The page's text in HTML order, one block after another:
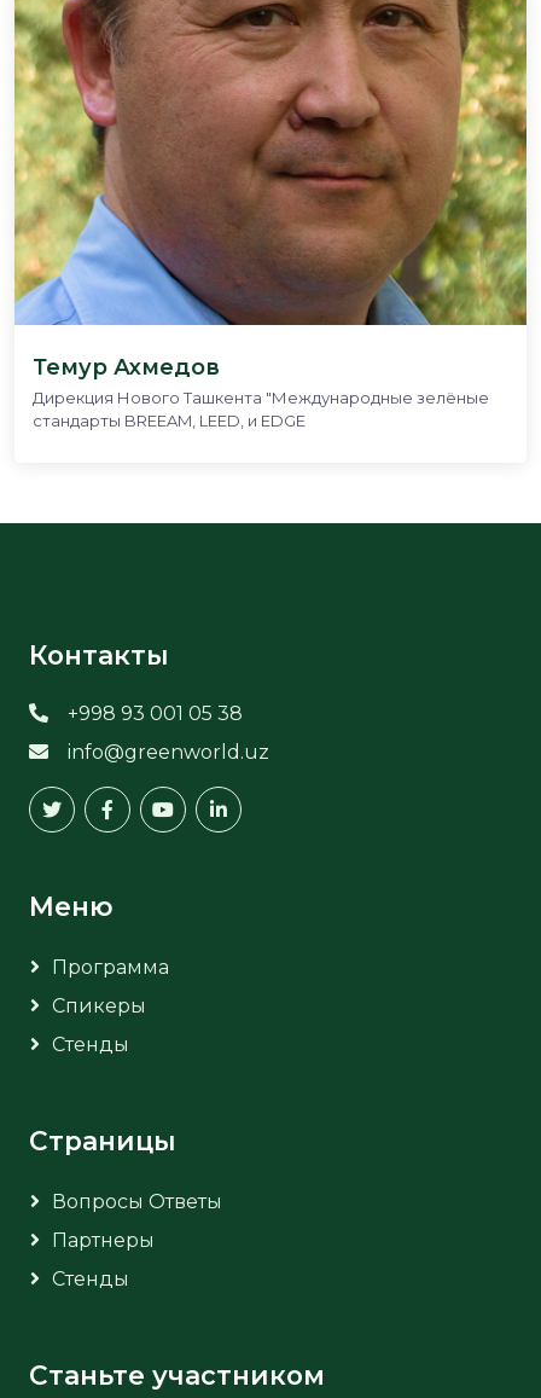
Темур Ахмедов
Дирекция Нового Ташкента "Международные зелёные
стандарты BREEAM, LEED, и EDGE
Контакты
+998 93 001 05 38
info@greenworld.uz
Меню
Программа
Спикеры
Стенды
Страницы
Вопросы Ответы
Партнеры
Стенды
Станьте участником